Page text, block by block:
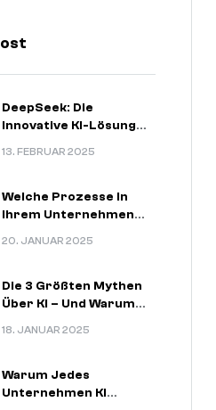
13. FEBRUAR 2025
DeepSeek: Die
Innovative KI-Lösung
20. JANUAR 2025
Welche Prozesse In
Ihrem Unternehmen
18. JANUAR 2025
Die 3 Größten Mythen
Über KI – Und Warum
Warum Jedes
Unternehmen KI